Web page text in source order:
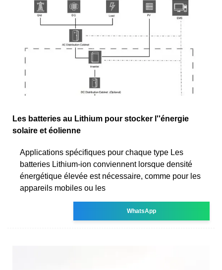
Les batteries au Lithium pour stocker l''énergie
solaire et éolienne
Applications spécifiques pour chaque type Les
batteries Lithium-ion conviennent lorsque densité
énergétique élevée est nécessaire, comme pour les
appareils mobiles ou les
WhatsApp